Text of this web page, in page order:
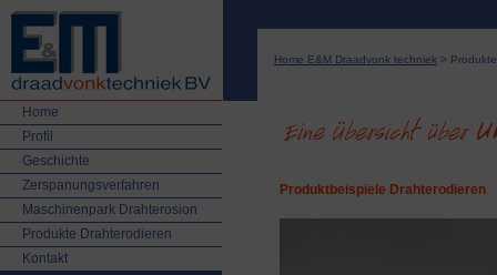
Home
Profil
Geschichte
Zerspanungsverfahren
Maschinenpark Drahterosion
Produkte Drahterodieren
Kontakt
Home E&M Draadvonk techniek >
Produktbeispiele Drahterodieren